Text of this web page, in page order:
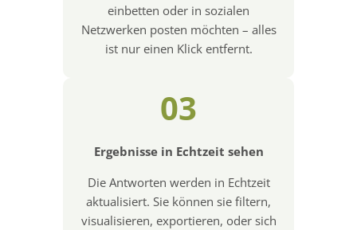
einbetten oder in sozialen
Netzwerken posten möchten – alles
ist nur einen Klick entfernt.
03
Ergebnisse in Echtzeit sehen
Die Antworten werden in Echtzeit
aktualisiert. Sie können sie filtern,
visualisieren, exportieren, oder sich